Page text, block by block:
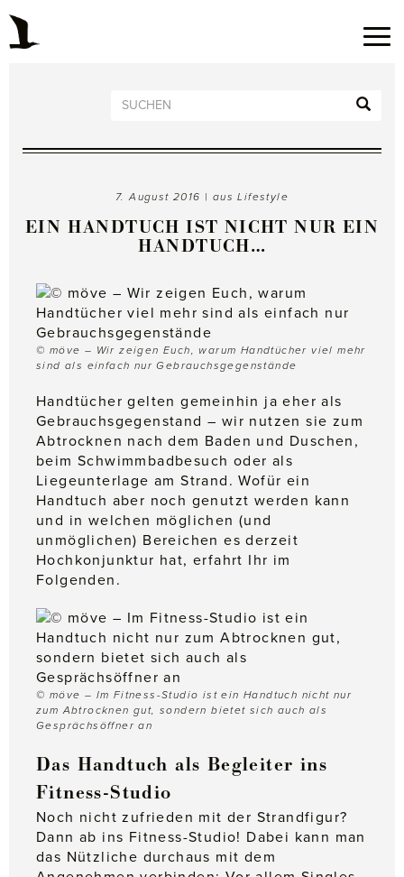
7. August 2016 | ausLifestyle
EIN HANDTUCH IST NICHT NUR EIN
HANDTUCH…
© möve – Wir zeigen Euch, warum Handtücher viel mehr
sind als einfach nur Gebrauchsgegenstände
Handtücher gelten gemeinhin ja eher als
Gebrauchsgegenstand – wir nutzen sie zum
Abtrocknen nach dem Baden und Duschen,
beim Schwimmbadbesuch oder als
Liegeunterlage am Strand. Wofür ein
Handtuch aber noch genutzt werden kann
und in welchen möglichen (und
unmöglichen) Bereichen es derzeit
Hochkonjunktur hat, erfahrt Ihr im
Folgenden.
© möve – Im Fitness-Studio ist ein Handtuch nicht nur
zum Abtrocknen gut, sondern bietet sich auch als
Gesprächsöffner an
Das Handtuch als Begleiter ins
Fitness-Studio
Noch nicht zufrieden mit der Strandfigur?
Dann ab ins Fitness-Studio! Dabei kann man
das Nützliche durchaus mit dem